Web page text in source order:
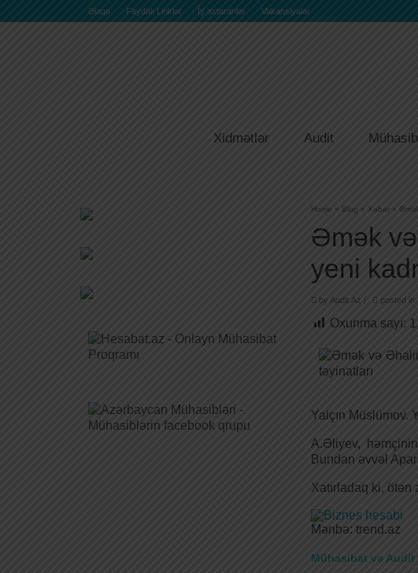
Əlaqə Faydalı Linklər İş axtaranlar Vakansiyalar
Xidmətlər Audit
Home » Blog » Xəbər »
Əmək
yeni
by Audit.Az | posted in:
Oxunma sayı:
Yalçın Müslümov.
A.Əliyev,
Bundan əvvəl
Xatırladaq ki,
Mənbə: trend.az
Mühasibat və